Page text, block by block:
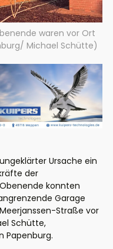
waren vor Ort
Michael Schütte)
Ursache ein
der
konnten
Garage
Straße vor
Schütte,
Papenburg.